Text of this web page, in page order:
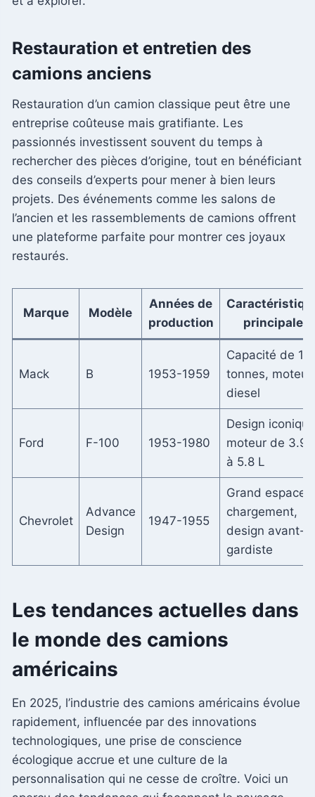
Restauration et entretien des
camions anciens
Restauration d’un camion classique peut être une
entreprise coûteuse mais gratifiante. Les
passionnés investissent souvent du temps à
rechercher des pièces d’origine, tout en bénéficiant
des conseils d’experts pour mener à bien leurs
projets. Des événements comme les salons de
l’ancien et les rassemblements de camions offrent
une plateforme parfaite pour montrer ces joyaux
restaurés.
Marque Modèle
Années de
production
principales
Mack B 1953-1959
Capacité de 14
tonnes, moteur
diesel
Ford F-100 1953-1980
Design
moteur de 3.9
à 5.8 L
Chevrolet
Advance
Design
1947-1955
Grand espace
chargement,
design avant-
gardiste
Les tendances actuelles dans
le monde des camions
américains
En 2025, l’industrie des camions américains évolue
rapidement, influencée par des innovations
technologiques, une prise de conscience
écologique accrue et une culture de la
personnalisation qui ne cesse de croître. Voici un